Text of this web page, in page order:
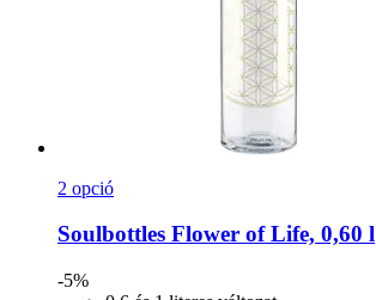
2 opció
Soulbottles Flower of Life, 0,60 l
-5%